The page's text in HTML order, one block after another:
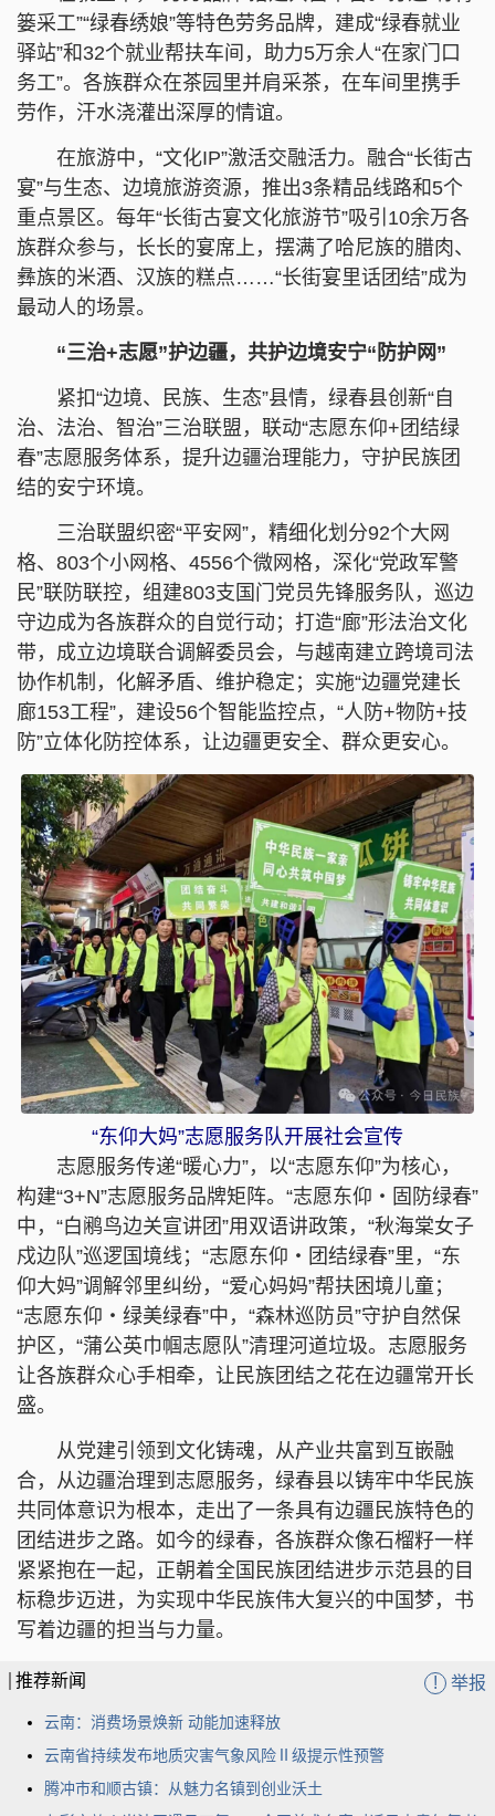
篓采工”“绿春绣娘”等特色劳务品牌，建成“绿春就业
驿站”和32个就业帮扶车间，助力5万余人“在家门口
务工”。各族群众在茶园里并肩采茶，在车间里携手
劳作，汗水浇灌出深厚的情谊。
在旅游中，“文化IP”激活交融活力。融合“长街古
宴”与生态、边境旅游资源，推出3条精品线路和5个
重点景区。每年“长街古宴文化旅游节”吸引10余万各
族群众参与，长长的宴席上，摆满了哈尼族的腊肉、
彝族的米酒、汉族的糕点……“长街宴里话团结”成为
最动人的场景。
“三治+志愿”护边疆，共护边境安宁“防护网”
紧扣“边境、民族、生态”县情，绿春县创新“自
治、法治、智治”三治联盟，联动“志愿东仰+团结绿
春”志愿服务体系，提升边疆治理能力，守护民族团
结的安宁环境。
三治联盟织密“平安网”，精细化划分92个大网
格、803个小网格、4556个微网格，深化“党政军警
民”联防联控，组建803支国门党员先锋服务队，巡边
守边成为各族群众的自觉行动；打造“廊”形法治文化
带，成立边境联合调解委员会，与越南建立跨境司法
协作机制，化解矛盾、维护稳定；实施“边疆党建长
廊153工程”，建设56个智能监控点，“人防+物防+技
防”立体化防控体系，让边疆更安全、群众更安心。
“东仰大妈”志愿服务队开展社会宣传
志愿服务传递“暖心力”，以“志愿东仰”为核心，
构建“3+N”志愿服务品牌矩阵。“志愿东仰・固防绿春”
中，“白鹇鸟边关宣讲团”用双语讲政策，“秋海棠女子
戍边队”巡逻国境线；“志愿东仰・团结绿春”里，“东
仰大妈”调解邻里纠纷，“爱心妈妈”帮扶困境儿童；
“志愿东仰・绿美绿春”中，“森林巡防员”守护自然保
护区，“蒲公英巾帼志愿队”清理河道垃圾。志愿服务
让各族群众心手相牵，让民族团结之花在边疆常开长
盛。
从党建引领到文化铸魂，从产业共富到互嵌融
合，从边疆治理到志愿服务，绿春县以铸牢中华民族
共同体意识为根本，走出了一条具有边疆民族特色的
团结进步之路。如今的绿春，各族群众像石榴籽一样
紧紧抱在一起，正朝着全国民族团结进步示范县的目
标稳步迈进，为实现中华民族伟大复兴的中国梦，书
写着边疆的担当与力量。
推荐新闻 ! 举报
云南：消费场景焕新 动能加速释放
云南省持续发布地质灾害气象风险Ⅱ级提示性预警
腾冲市和顺古镇：从魅力名镇到创业沃土